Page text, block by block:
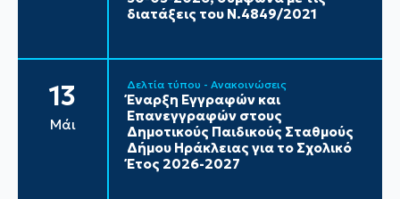
διατάξεις του Ν.4849/2021
13
Μάι
Δελτία τύπου - Ανακοινώσεις
Έναρξη Εγγραφών και
Επανεγγραφών στους
Δημοτικούς Παιδικούς Σταθμούς
Δήμου Ηράκλειας για το Σχολικό
Έτος 2026-2027